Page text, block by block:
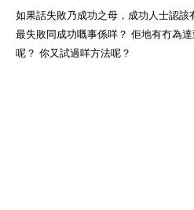
如果話失敗乃成功之母，成功人士認
最失敗同成功嘅事係咩？ 佢地有冇為
呢？ 你又試過咩方法呢？